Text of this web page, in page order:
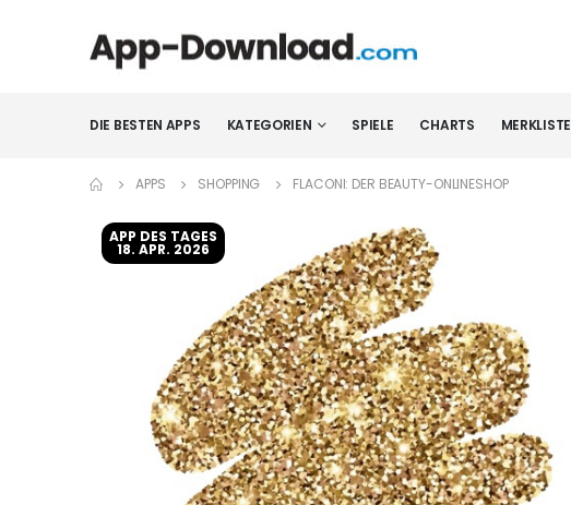
DIE BESTEN APPS KATEGORIEN SPIELE CHARTS MERKLISTE
APPS SHOPPING FLACONI: DER BEAUTY-ONLINESHOP
APP DES TAGES
18. APR. 2026